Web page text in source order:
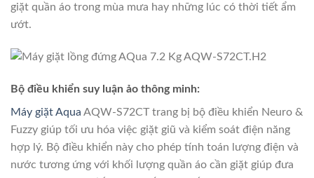
giặt quần áo trong mùa mưa hay những lúc có thời tiết ẩm
ướt.
Bộ điều khiển suy luận ảo thông minh:
Máy giặt Aqua AQW-S72CT trang bị bộ điều khiển Neuro &
Fuzzy giúp tối ưu hóa việc giặt giũ và kiểm soát điện năng
hợp lý. Bộ điều khiển này cho phép tính toán lượng điện và
nước tương ứng với khối lượng quần áo cần giặt giúp đưa